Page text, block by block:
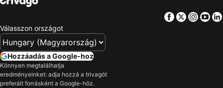
Facebook
Twitter
Válasszon országot
Hozzáadás a Google-hoz
Könnyen megtalálhatja
eredményeinket: adja hozzá a trivagót
preferált forrásként a Google-höz.